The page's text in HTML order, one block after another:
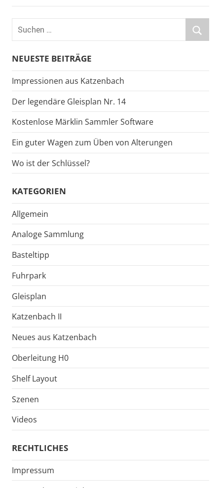
Suchen
nach:
NEUESTE BEITRÄGE
Impressionen aus Katzenbach
Der legendäre Gleisplan Nr. 14
Kostenlose Märklin Sammler Software
Ein guter Wagen zum Üben von Alterungen
Wo ist der Schlüssel?
KATEGORIEN
Allgemein
Analoge Sammlung
Basteltipp
Fuhrpark
Gleisplan
Katzenbach II
Neues aus Katzenbach
Oberleitung H0
Shelf Layout
Szenen
Videos
RECHTLICHES
Impressum